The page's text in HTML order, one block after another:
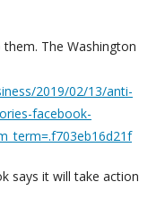
The Washington
2019/02/13/anti-
facebook-
says it will take action